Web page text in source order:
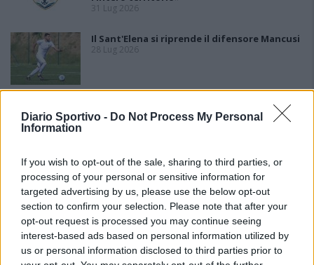
Diario Sportivo - Do Not Process My Personal
Information
If you wish to opt-out of the sale, sharing to third parties, or
processing of your personal or sensitive information for
targeted advertising by us, please use the below opt-out
section to confirm your selection. Please note that after your
opt-out request is processed you may continue seeing
interest-based ads based on personal information utilized by
us or personal information disclosed to third parties prior to
31 Lug 2026
Il Sant'Elena si riprende il difensore Mancusi
28 Lug 2026
Al Castiadas tornano Caboni e Melis, l'Uta
Calcio prende anche Atzori e Siddu